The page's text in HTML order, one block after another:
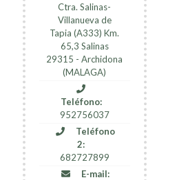
Ctra. Salinas-
Villanueva de
Tapia (A333) Km.
65,3 Salinas
29315 - Archidona
(MALAGA)
Teléfono:
952756037
Teléfono
2:
682727899
E-mail: